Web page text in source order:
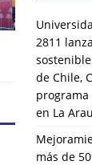
2811
de Chile,
en La
más de